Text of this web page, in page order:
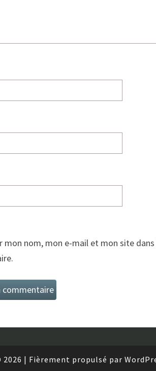
mon nom, mon e-mail et mon site
2026 | Fièrement propulsé par